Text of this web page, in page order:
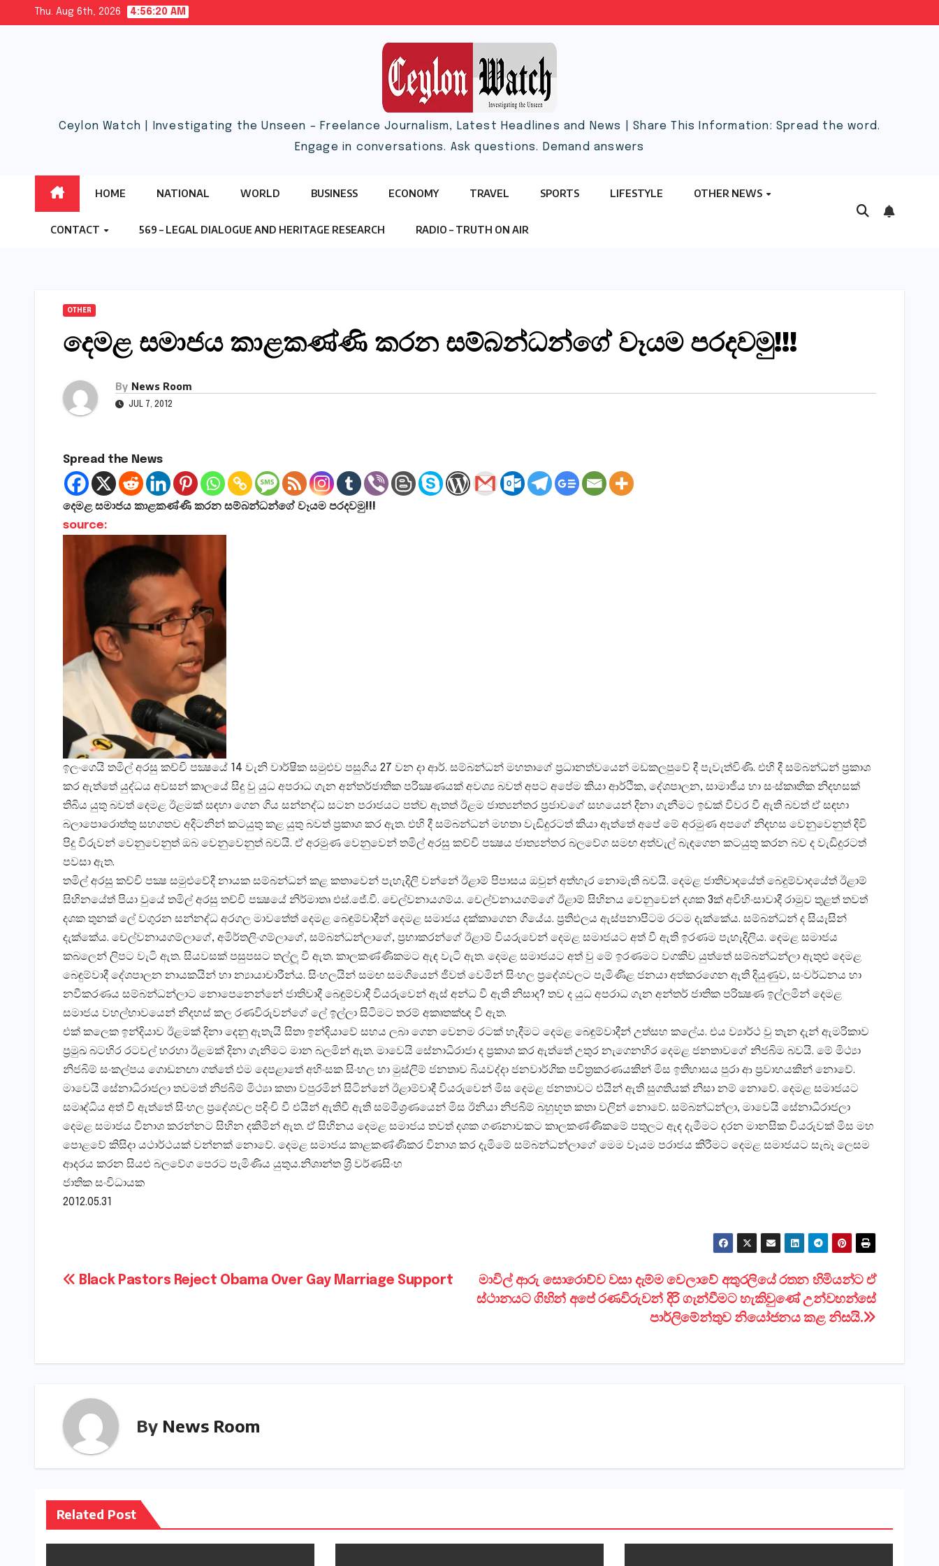
Thu. Aug 6th, 2026 4:56:21 AM
Ceylon Watch | Investigating the Unseen – Freelance Journalism, Latest Headlines and News | Share This Information: Spread the word.
Engage in conversations. Ask questions. Demand answers
HOME NATIONAL WORLD BUSINESS ECONOMY TRAVEL SPORTS LIFESTYLE OTHER NEWS
CONTACT 569 – LEGAL DIALOGUE AND HERITAGE RESEARCH RADIO – TRUTH ON AIR
OTHER
දෙමළ සමාජය කාළකණ්ණි කරන සම්බන්ධන්ගේ වෑයම පරදවමු!!!
By News Room
JUL 7, 2012
Spread the News
දෙමළ සමාජය කාළකණ්ණි කරන සම්බන්ධන්ගේ වෑයම පරදවමු!!!
source:
ඉලංගෙයි තමිල් අරසු කච්චි පක්‍ෂයේ 14 වැනි වාර්ෂික සමුළුව පසුගිය 27 වන දා ආර්. සම්බන්ධන් මහතාගේ ප‍්‍රධානත්වයෙන් මඩකලපුවේ දී පැවැත්විණි. එහි දී සම්බන්ධන් ප‍්‍රකාශ
කර ඇත්තේ යුද්ධය අවසන් කාලයේ සිදු වු යුධ අපරාධ ගැන අන්තර්ජාතික පරික්‍ෂණයක් අවශ්‍ය බවත් අපට අපේම කියා ආර්ථික, දේශපාලන, සාමාජීය හා සංස්කෘතික නිදහසක්
තිබිය යුතු බවත් දෙමළ ඊළමක් සඳහා ගෙන ගිය සන්නද්ධ සටන පරාජයට පත්ව ඇතත් ඊළම ජාත්‍යන්තර ප‍්‍රජාවගේ සහයෙන් දිනා ගැනීමට ඉඩක් විවර වී ඇති බවත් ඒ සඳහා
බලාපොරොත්තු සහගතව අදිටනින් කටයුතු කළ යුතු බවත් ප‍්‍රකාශ කර ඇත. එහි දී සම්බන්ධන් මහතා වැඩිදුරටත් කියා ඇත්තේ අපේ මේ අරමුණ අපගේ නිදහස වෙනුවෙනුත් දිවි
පිදු විරුවන් වෙනුවෙනුත් ඔබ වෙනුවෙනුත් බවයි. ඒ අරමුණ වෙනුවෙන් තමිල් අරසු කච්චි පක්‍ෂය ජාත්‍යන්තර බලවේග සමඟ අත්වැල් බැඳගෙන කටයුතු කරන බව ද වැඩිදුරටත්
පවසා ඇත.
තමිල් අරසු කච්චි පක්‍ෂ සමුළුවේදී නායක සම්බන්ධන් කළ කතාවෙන් පැහැදිලි වන්නේ ඊළාම් පිපාසය ඔවුන් අත්හැර නොමැති බවයි. දෙමළ ජාතිවාදයේත් බෙදුම්වාදයේත් ඊළාම්
සිහිනයේත් පියා වුයේ තමිල් අරසු තච්චි පක්‍ෂයේ නිර්මාතෘ එස්.ජේ.වී. චෙල්වනායගම්ය. චෙල්වනායගම්ගේ ඊළාම් සිහිනය වෙනුවෙන් දශක 3ක් අවිහිංසාවාදී රාමුව තුළත් තවත්
දශක තුනක් ලේ වගුරන සන්නද්ධ අරගල මාවතේත් දෙමළ බෙඳුම්වාදීන් දෙමළ සමාජය දක්කාගෙන ගියේය. ප‍්‍රතිඵලය ඇස්පනාපිටම රටම දැක්කේය. සම්බන්ධන් ද සියැසින්
දැක්කේය. චෙල්වනායගම්ලාගේ, අමිර්තලිංගම්ලාගේ, සම්බන්ධන්ලාගේ, ප‍්‍රභාකරන්ගේ ඊළාම් වියරුවෙන් දෙමළ සමාජයට අත් වී ඇති ඉරණම පැහැදිලිය. දෙමළ සමාජය
කබලෙන් ලිපට වැටි ඇත. සියවසක් පසුපසට තල්ලූ වී ඇත. කාලකණ්ණිකමට ඇඳ වැටි ඇත. දෙමළ සමාජයට අත් වු මේ ඉරණමට වගකිව යුත්තේ සම්බන්ධන්ලා ඇතුළු දෙමළ
බෙඳුම්වාදී දේශපාලන නායකයින් හා න්‍යායාචාරීන්ය. සිංහලයින් සමඟ සමගියෙන් ජිවත් වෙමින් සිංහල ප‍්‍රදේශවලට පැමිණිළ ජනයා අත්කරගෙන ඇති දියුණුව, සංවර්ධනය හා
නවීකරණය සම්බන්ධන්ලාට නොපෙනෙන්නේ ජාතිවාදී බෙඳුම්වාදී වියරුවෙන් ඇස් අන්ධ වී ඇති නිසාද? තව ද යුධ අපරාධ ගැන අන්තර් ජාතික පරික්‍ෂණ ඉල්ලමින් දෙමළ
සමාජය වහල්භාවයෙන් නිදහස් කල රණවිරුවන්ගේ ලේ ඉල්ලා සිටිමට තරම් අකෘතක්‍ඥ වී ඇත.
එක් කලෙක ඉන්දියාව ඊළමක් දිනා දෙනු ඇතැයි සිතා ඉන්දියාවේ සහය ලබා ගෙන වෙනම රටක් හැදීමට දෙමළ බෙඳුම්වාදීන් උත්සහ කලේය. එය ව්‍යාර්ථ වු තැන දැන් ඇමරිකාව
ප‍්‍රමුඛ බටහිර රටවල් හරහා ඊළමක් දිනා ගැනිමට මාන බලමින් ඇත. මාවෙයි සේනාධීරාජා ද ප‍්‍රකාශ කර ඇත්තේ උතුර නැගෙනහිර දෙමළ ජනතාවගේ නිජබිම බවයි. මේ මිථ්‍යා
නිජබිම් සංකල්පය ගොඩනඟා ගත්තේ එම දෙපළාතේ අහිංසක සිංහල හා මුස්ලිම් ජනතාව බියවද්දා ජනවාර්ගික පවිත‍්‍රකරණයකින් මිස ඉතිහාසය පුරා ආ ප‍්‍රවාහයකින් නොවේ.
මාවෙයි සේනාධිරාජලා තවමත් නිජබිම් මිථ්‍යා කතා වපුරමින් සිටින්නේ ඊළාම්වාදී වියරුවෙන් මිස දෙමළ ජනතාවට එයින් ඇති සුගතියක් නිසා නම් නොවේ. දෙමළ සමාජයට
සමෘද්ධිය අත් වී ඇත්තේ සිංහල ප‍්‍රදේශවල පදිංචි වී එයින් ඇතිවී ඇති සම්මීශ‍්‍රණයෙන් මිස ඊනියා නිජබිම් බහුභූත කතා වලින් නොවේ. සම්බන්ධන්ලා, මාවෙයි සේනාධීරාජලා
දෙමළ සමාජය විනාශ කරන්නට සිහින දකිමින් ඇත. ඒ සිහිනය දෙමළ සමාජය තවත් දශක ගණනාවකට කාලකණ්ණිකමේ පතුලට ඇඳ දැමීමට දරන මානසික වියරුවක් මිස මහ
පොළවේ කිසිදා යථාර්ථයක් වන්නක් නොවේ. දෙමළ සමාජය කාළකණ්ණිකර විනාශ කර දැමිමේ සම්බන්ධන්ලාගේ මෙම වෑයම පරාජය කිරීමට දෙමළ සමාජයට සැබෑ ලෙසම
ආදරය කරන සියළු බලවේග පෙරට පැමිණිය යුතුය.නිශාන්ත ශ‍්‍රි වර්ණසිංහ
ජාතික සංවිධායක
2012.05.31
Post
මාවිල් ආරු සොරොව්ව වසා දැම්ම වෙලාවේ අතුරලියේ රතන හිමියන්ට ඒ
ස්ථානයට ගිහින් අපේ රණවිරුවන් දිරි ගැන්වීමට හැකිවුණේ උන්වහන්සේ
පාර්ලිමේන්තුව නියෝජනය කළ නිසයි.
Black Pastors Reject Obama Over Gay Marriage Support
By News Room
Related Post